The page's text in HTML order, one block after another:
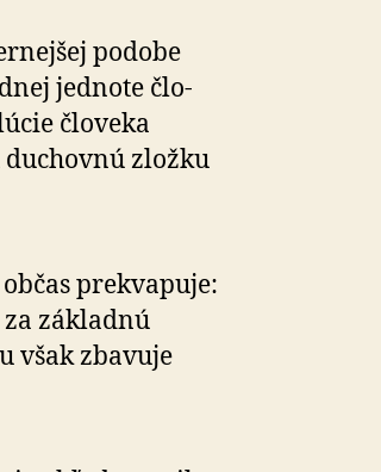
podobe
jed­no­te člo­
človeka
zložku
prekvapuje:
základnú
však zbavuje